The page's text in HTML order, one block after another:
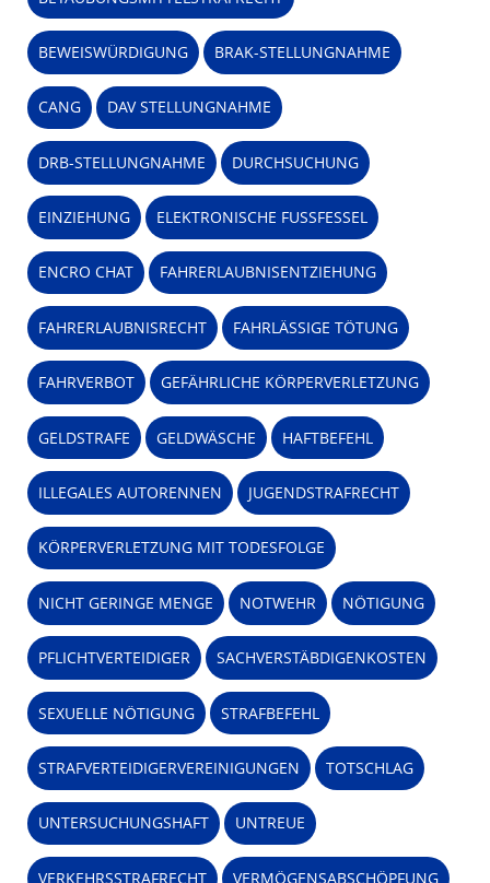
BEWEISWÜRDIGUNG BRAK-STELLUNGNAHME
CANG DAV STELLUNGNAHME
DRB-STELLUNGNAHME DURCHSUCHUNG
EINZIEHUNG ELEKTRONISCHE FUSSFESSEL
ENCRO CHAT FAHRERLAUBNISENTZIEHUNG
FAHRERLAUBNISRECHT FAHRLÄSSIGE TÖTUNG
FAHRVERBOT GEFÄHRLICHE KÖRPERVERLETZUNG
GELDSTRAFE GELDWÄSCHE HAFTBEFEHL
ILLEGALES AUTORENNEN JUGENDSTRAFRECHT
KÖRPERVERLETZUNG MIT TODESFOLGE
NICHT GERINGE MENGE NOTWEHR NÖTIGUNG
PFLICHTVERTEIDIGER SACHVERSTÄBDIGENKOSTEN
SEXUELLE NÖTIGUNG STRAFBEFEHL
STRAFVERTEIDIGERVEREINIGUNGEN TOTSCHLAG
UNTERSUCHUNGSHAFT UNTREUE
VERKEHRSSTRAFRECHT VERMÖGENSABSCHÖPFUNG